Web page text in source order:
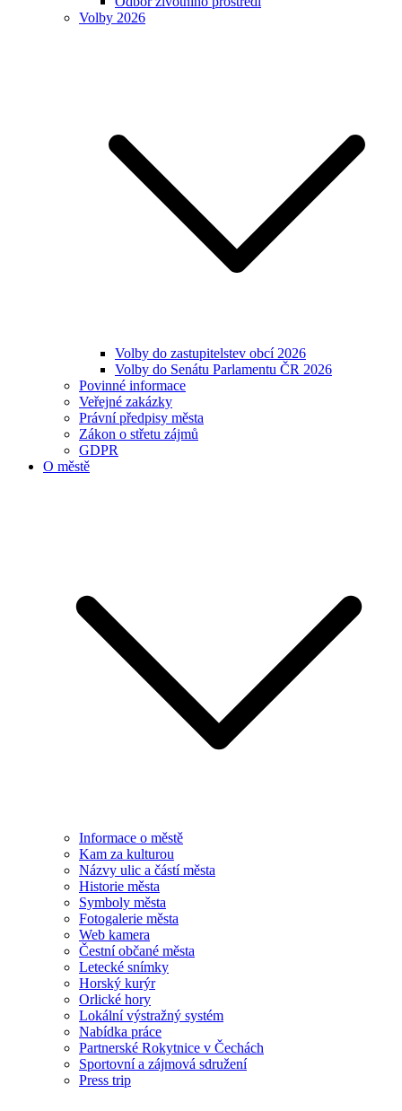
Volby 2026
Volby do zastupitelstev obcí 2026
Volby do Senátu Parlamentu ČR 2026
Povinné informace
Veřejné zakázky
Právní předpisy města
Zákon o střetu zájmů
GDPR
O městě
Informace o městě
Kam za kulturou
Názvy ulic a částí města
Historie města
Symboly města
Fotogalerie města
Web kamera
Čestní občané města
Letecké snímky
Horský kurýr
Orlické hory
Lokální výstražný systém
Nabídka práce
Partnerské Rokytnice v Čechách
Sportovní a zájmová sdružení
Press trip